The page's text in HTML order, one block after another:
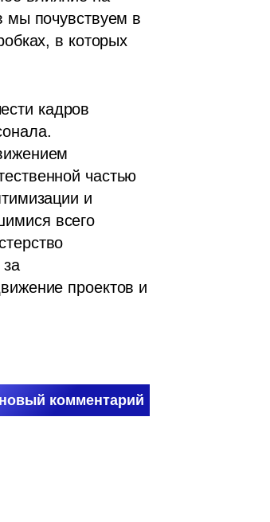
мы почувствуем в
в которых
кадров
частью
и
всего
проектов и
новый комментарий